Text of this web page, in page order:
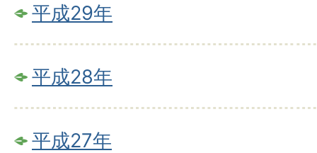
平成29年
平成28年
平成27年